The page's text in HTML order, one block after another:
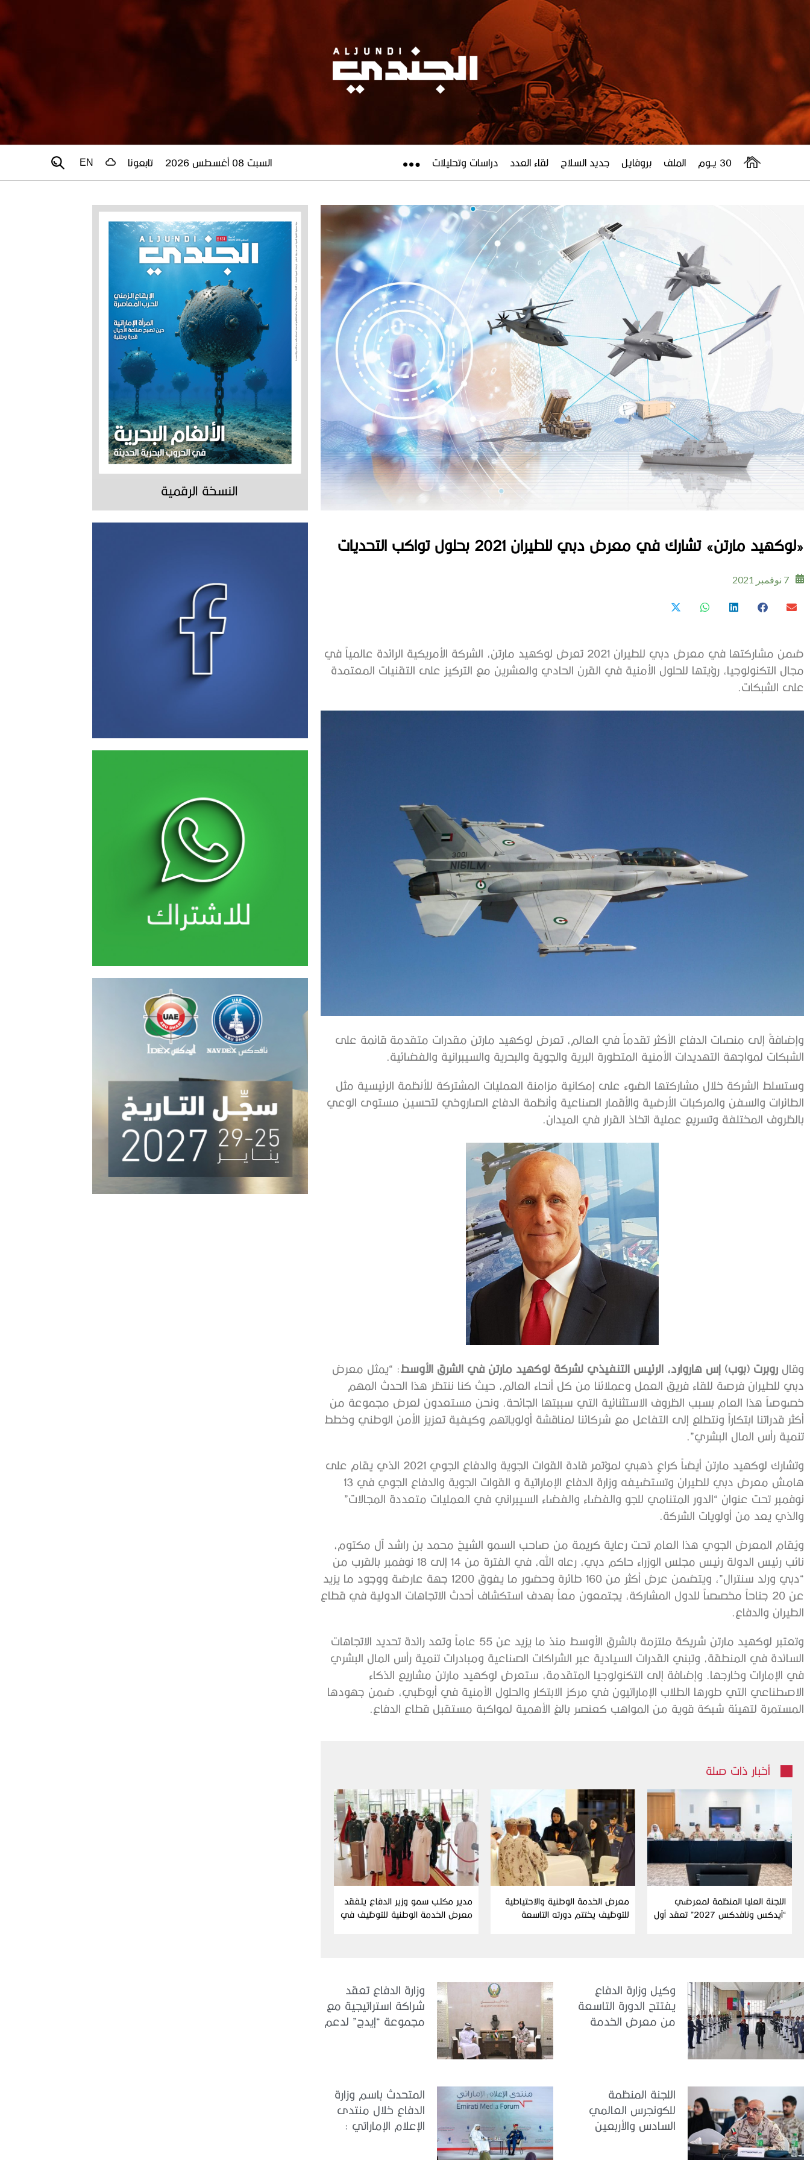
30 يــوم الملف بروفايل جديد السلاح لقاء العدد دراسات وتحليلات السبت 08 أغسطس 2026 تابعونا EN
«لوكهيد مارتن» تشارك في معرض دبي للطيران 2021 بحلول تواكب التحديات
7 نوفمبر 2021
ضمن مشاركتها في معرض دبي للطيران 2021 تعرض لوكهيد مارتن، الشركة الأمريكية الرائدة عالمياً في
مجال التكنولوجيا، رؤيتها للحلول الأمنية في القرن الحادي والعشرين مع التركيز على التقنيات المعتمدة
على الشبكات.
وإضافةً إلى منصات الدفاع الأكثر تقدماً في العالم، تعرض لوكهيد مارتن مقدرات متقدمة قائمة على
الشبكات لمواجهة التهديدات الأمنية المتطورة البرية والجوية والبحرية والسيبرانية والفضائية.
وستسلط الشركة خلال مشاركتها الضوء على إمكانية مزامنة العمليات المشتركة للأنظمة الرئيسية مثل
الطائرات والسفن والمركبات الأرضية والأقمار الصناعية وأنظمة الدفاع الصاروخي لتحسين مستوى الوعي
بالظروف المختلفة وتسريع عملية اتخاذ القرار في الميدان.
وقال روبرت (بوب) إس هاروارد، الرئيس التنفيذي لشركة لوكهيد مارتن في الشرق الأوسط: “يمثل معرض
دبي للطيران فرصة للقاء فريق العمل وعملائنا من كل أنحاء العالم، حيث كنا ننتظر هذا الحدث المهم
خصوصاً هذا العام بسبب الظروف الاستثنائية التي سببتها الجائحة. ونحن مستعدون لعرض مجموعة من
أكثر قدراتنا ابتكاراً ونتطلع إلى التفاعل مع شركائنا لمناقشة أولوياتهم وكيفية تعزيز الأمن الوطني وخطط
تنمية رأس المال البشري”.
وتشارك لوكهيد مارتن أيضاً كراعٍ ذهبي لمؤتمر قادة القوات الجوية والدفاع الجوي 2021 الذي يقام على
هامش معرض دبي للطيران وتستضيفه وزارة الدفاع الإماراتية و القوات الجوية والدفاع الجوي في 13
نوفمبر تحت عنوان “الدور المتنامي للجو والفضاء والفضاء السيبراني في العمليات متعددة المجالات”
والذي يعد من أولويات الشركة.
ويُقام المعرض الجوي هذا العام تحت رعاية كريمة من صاحب السمو الشيخ محمد بن راشد آل مكتوم،
نائب رئيس الدولة رئيس مجلس الوزراء حاكم دبي، رعاه الله، في الفترة من 14 إلى 18 نوفمبر بالقرب من
“دبي ورلد سنترال”، ويتضمن عرض أكثر من 160 طائرة وحضور ما يفوق 1200 جهة عارضة ووجود ما يزيد
عن 20 جناحاً مخصصاً للدول المشاركة، يجتمعون معاً بهدف استكشاف أحدث الاتجاهات الدولية في قطاع
الطيران والدفاع.
وتعتبر لوكهيد مارتن شريكة ملتزمة بالشرق الأوسط منذ ما يزيد عن 55 عاماً وتعد رائدة تحديد الاتجاهات
السائدة في المنطقة، وتبني القدرات السيادية عبر الشراكات الصناعية ومبادرات تنمية رأس المال البشري
في الإمارات وخارجها. وإضافة إلى التكنولوجيا المتقدمة، ستعرض لوكهيد مارتن مشاريع الذكاء
الاصطناعي التي طورها الطلاب الإماراتيون في مركز الابتكار والحلول الأمنية في أبوظبي، ضمن جهودها
المستمرة لتهيئة شبكة قوية من المواهب كعنصر بالغ الأهمية لمواكبة مستقبل قطاع الدفاع.
أخبار ذات صلة
اللجنة العليا المنظمة لمعرضي
“آيدكس ونافدكس 2027” تعقد أول
معرض الخدمة الوطنية والاحتياطية
للتوظيف يختتم دورته التاسعة
مدير مكتب سمو وزير الدفاع يتفقد
معرض الخدمة الوطنية للتوظيف في
وكيل وزارة الدفاع
يفتتح الدورة التاسعة
من معرض الخدمة
وزارة الدفاع تعقد
شراكة استراتيجية مع
مجموعة “إيدج” لدعم
اللجنة المنظمة
للكونجرس العالمي
السادس والأربعين
المتحدث باسم وزارة
الدفاع خلال منتدى
الإعلام الإماراتي :
النسخة الرقمية